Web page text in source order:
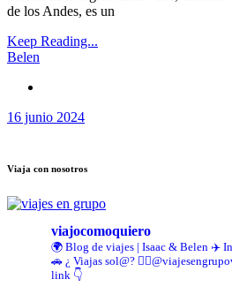
de los Andes, es un
Keep Reading...
Belen
16 junio 2024
Viaja con nosotros
viajocomoquiero
🌍 Blog de viajes | Isaac & Belen ✈️
🚗 ¿ Viajas sol@?
link 👇